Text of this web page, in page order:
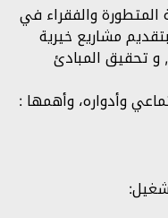
والفقراء في
مشاريع خيرية
تحقيق المبادئ
وأدواره، وأهمها :